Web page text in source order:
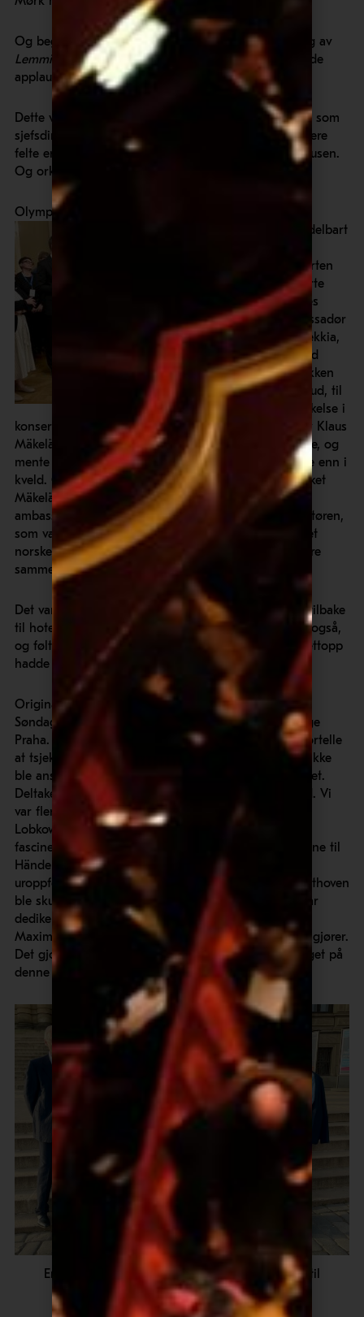
Og begeistringen for Klaus og orkesterets fremføring av
Lemminkäinen Suite
var ikke dårligere. Det ble stående
applaus og utallige turer ut og inn for Klaus.
Dette var orkesterets siste konsert med Klaus Mäkelä som
sjefsdirigent, og vi kunne observere at enkelte musikere
felte en tåre der de sto på podiet og tok i mot applausen.
Og orkesteret ga Klaus trampeklapp.
Olympisk gull i klassisk musikk
Umiddelbart
konserten
inviterte
Norges
ambassadør
til Tsjekkia,
Snøfrid
Byrløkken
Emterud, til
mottakelse i
konserthuset. Det ble holdt flere taler, blant annet av Klaus
Mäkelä, som takket Oslo-filharmonien for disse årene, og
mente at de aldri har spilt
Lemminkäinen Suite
bedre enn i
kveld. Oslo-filharmoniens direktør Knut Skansen takket
Mäkelä, og det var i tillegg taler av den norske
ambassadøren, festivaldirektøren og den finske direktøren,
som var like begeistret som oss nordmenn over at det
norske ishockeylandslaget hadde slått Sverige tidligere
samme kveld!
Det var en tilfreds gruppe med deltakere som ruslet tilbake
til hotellet nærmere midnatt. Vi var ganske stolte, vi også,
og følte det som om Norge og Oslo-filharmonien nettopp
hadde tatt olympisk gull i klassisk musikk!
Originalpartituret til Beethovens
Eroica
Søndag var første pinsedag, uten at det synes å prege
Praha. Guiden som møtte oss på flyplassen kunne fortelle
at tsjekkerne ikke var spesielt religiøse og at pinsen ikke
ble ansett som noen spesielt viktig kirkelig begivenhet.
Deltakerne hadde dagen til opplevelser på egenhånd. Vi
var flere som fant veien til Prahaborgen og
Lobkowitzmuseet der. Og for mange var det spesielt
fascinerende å se de originale, håndskrevne partiturene til
Händels
Messias , Mozarts
uroppført i Praha) og Beethovens
. Etter at Beethoven
ble skuffet over Napoleon, som
opprinnelig var
dedikert, dedikerte han den til fyrsten Joseph Franz
Maximilliam av Lobkowitz, som var hans viktigste velgjører.
Det gjorde sterkt inntrykk å få musikkhistorien i fanget på
denne måten.
En forventningsfull gruppe deltakere på trappa til
Rudolfinum